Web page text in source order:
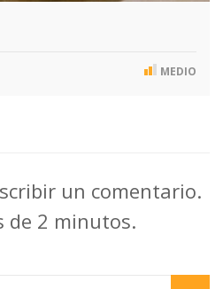
MEDIO
un comentario.
de 2 minutos.